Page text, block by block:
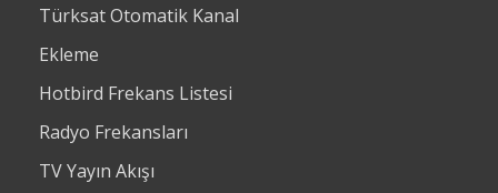
Türksat Otomatik Kanal
Ekleme
Hotbird Frekans Listesi
Radyo Frekansları
TV Yayın Akışı